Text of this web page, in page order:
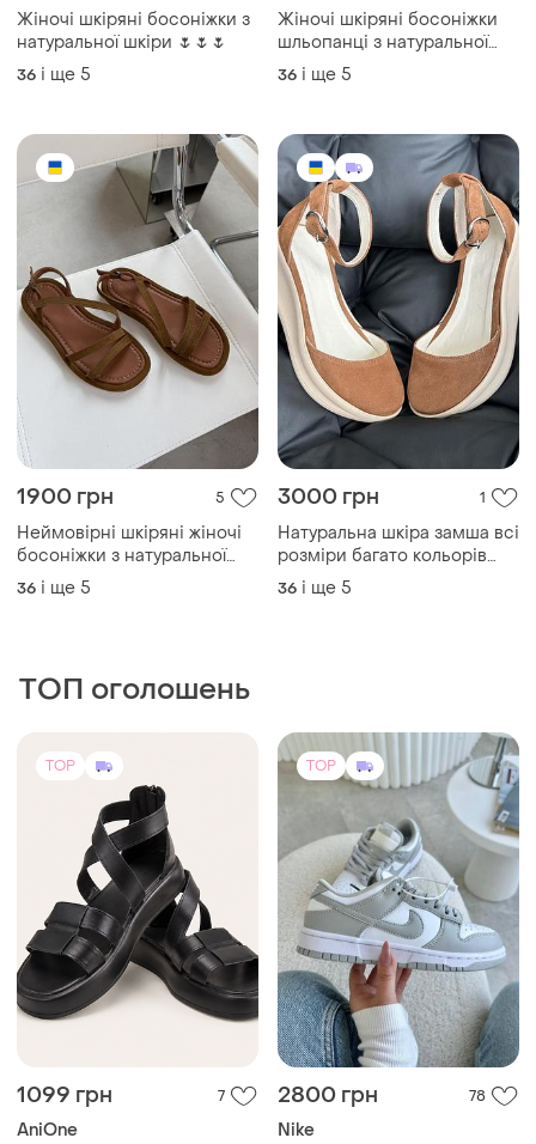
Жіночі шкіряні босоніжки з
натуральної шкіри 🌷🌷🌷
36 і ще 5
Жіночі шкіряні босоніжки
шльопанці з натуральної
шкіри 🤎🩵💛
36 і ще 5
1900 грн 5
Неймовірні шкіряні жіночі
босоніжки з натуральної
шкіри та замші 🖤🤎🖤🤎🖤
36 і ще 5
3000 грн 1
Натуральна шкіра замша всі
розміри багато кольорів
босоніжки
36 і ще 5
ТОП оголошень
TOP
1099 грн 7
AniOne
TOP
2800 грн 78
Nike